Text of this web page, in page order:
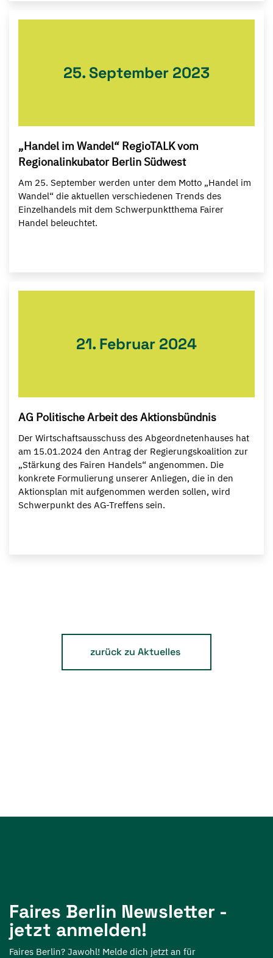
25. September 2023
„Handel im Wandel“ RegioTALK vom
Regionalinkubator Berlin Südwest
Am 25. September werden unter dem Motto „Handel im
Wandel“ die aktuellen verschiedenen Trends des
Einzelhandels mit dem Schwerpunktthema Fairer
Handel beleuchtet.
21. Februar 2024
AG Politische Arbeit des Aktionsbündnis
Der Wirtschaftsausschuss des Abgeordnetenhauses hat
am 15.01.2024 den Antrag der Regierungskoalition zur
„Stärkung des Fairen Handels“ angenommen. Die
konkrete Formulierung unserer Anliegen, die in den
Aktionsplan mit aufgenommen werden sollen, wird
Schwerpunkt des AG-Treffens sein.
zurück zu Aktuelles
Faires Berlin Newsletter -
jetzt anmelden!
Faires Berlin? Jawohl! Melde dich jetzt an für